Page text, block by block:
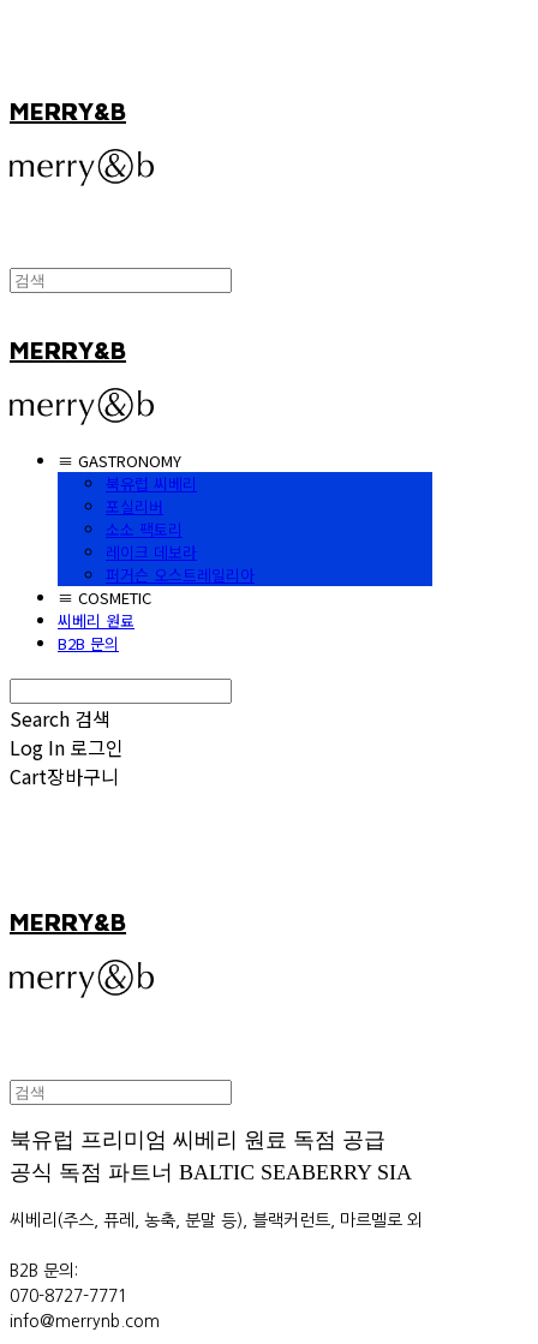
MERRY&B
MERRY&B
≡ GASTRONOMY
북유럽 씨베리
포실리버
소소 팩토리
레이크 데보라
퍼거슨 오스트레일리아
≡ COSMETIC
씨베리 원료
B2B 문의
Search 검색
Log In 로그인
Cart장바구니
MERRY&B
북유럽 프리미엄 씨베리 원료 독점 공급
공식 독점 파트너 BALTIC SEABERRY SIA
씨베리(주스, 퓨레, 농축, 분말 등), 블랙커런트, 마르멜로 외
B2B 문의:
070-8727-7771
info@merrynb.com